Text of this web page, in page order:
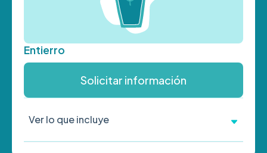
Entierro
Solicitar información
Ver lo que incluye